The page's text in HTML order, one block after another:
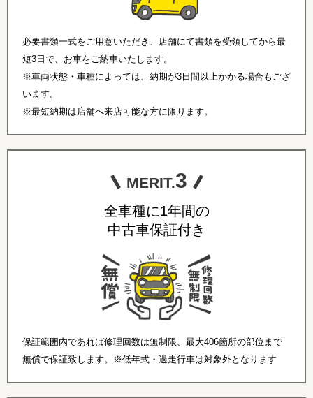
必要書類一式をご用意いただき、店舗にて書類を受領してから最
短3日で、お車をご納車いたします。
※車両状態・車種によっては、納期が3日間以上かかる場合もござ
います。
※最短納期は店舗へ来店可能な方に限ります。
MERIT.3
全車種に1年間の
中古車保証付き
保証範囲内であれば修理回数は無制限、最大406箇所の部位まで
無償で保証致します。※低年式・過走行車は対象外となります